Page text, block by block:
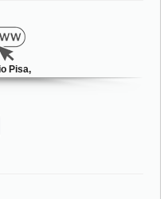
Pisa,